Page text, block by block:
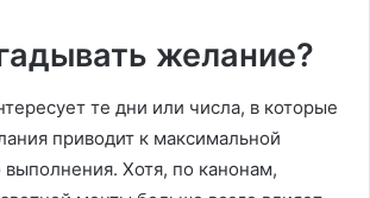
желание?
те дни или числа, в которые
приводит к максимальной
выполнения. Хотя, по канонам,